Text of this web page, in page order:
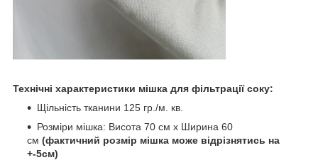
Технічні характеристики мішка для фільтрації соку:
Щільність тканини 125 гр./м. кв.
Розміри мішка: Висота 70 см х Ширина 60
см (фактичний розмір мішка може відрізнятись на
+-5см)